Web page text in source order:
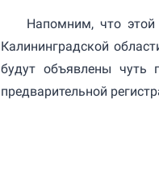
Напомним, что
Калининградской
будут объявлены чуть
предварительной